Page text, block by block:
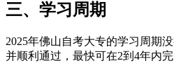
三、学习周期
2025年佛山自考大专的学习周期
并顺利通过，最快可在2到4年内完